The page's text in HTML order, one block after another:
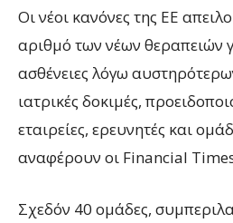
Οι νέοι κανόνες της ΕΕ
αριθμό των νέων θεραπειών
ασθένειες λόγω
ιατρικές δοκιμές,
εταιρείες, ερευνητές και
αναφέρουν οι Financial
Σχεδόν 40 ομάδες,